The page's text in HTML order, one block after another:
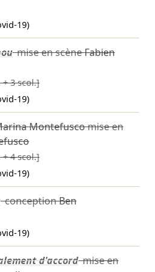
19)
mise en scèneFabien
+ 3 scol.]
19)
Montefuscomise en
+ 4 scol.]
19)
conceptionBen
19)
d'accordmise en